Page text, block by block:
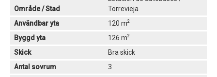
Område / Stad
Torrevieja
Användbar yta
120 m2
Byggd yta 126 m2
Skick
Bra skick
Antal sovrum
3